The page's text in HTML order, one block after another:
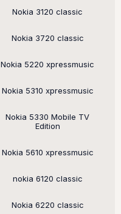
Nokia 3120 classic
Nokia 3720 classic
Nokia 5220 xpressmusic
Nokia 5310 xpressmusic
Nokia 5330 Mobile TV
Edition
Nokia 5610 xpressmusic
nokia 6120 classic
Nokia 6220 classic